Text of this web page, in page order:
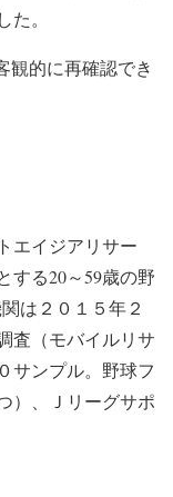
。
観的に再確認でき
エイジアリサー
する20～59歳の野
は２０１５年２
査（モバイルリサ
サンプル。野球フ
）、Ｊリーグサポ